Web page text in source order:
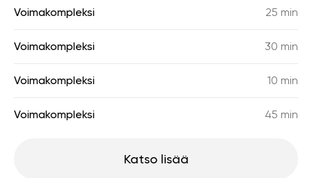
Voimakompleksi 25 min
Voimakompleksi 30 min
Voimakompleksi 10 min
Voimakompleksi 45 min
Katso lisää